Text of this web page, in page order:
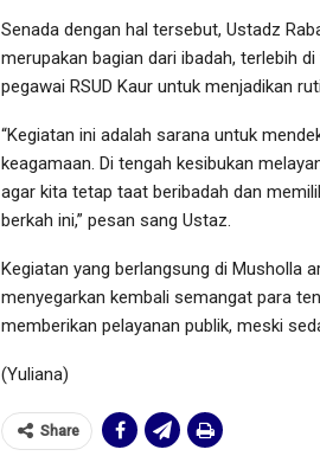
Senada dengan hal tersebut, Ustadz
merupakan bagian dari ibadah, terlebih
pegawai RSUD Kaur untuk menjadikan
“Kegiatan ini adalah sarana untuk
keagamaan. Di tengah kesibukan
agar kita tetap taat beribadah dan
berkah ini,” pesan sang Ustaz.
Kegiatan yang berlangsung di Musholla
menyegarkan kembali semangat para
memberikan pelayanan publik, meski
(Yuliana)
Share